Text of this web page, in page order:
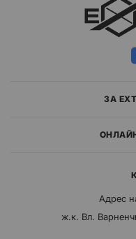
ЗА
Адрес
ж.к. Вл.